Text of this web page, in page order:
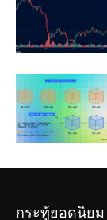
กระทู้ยอดนิยม